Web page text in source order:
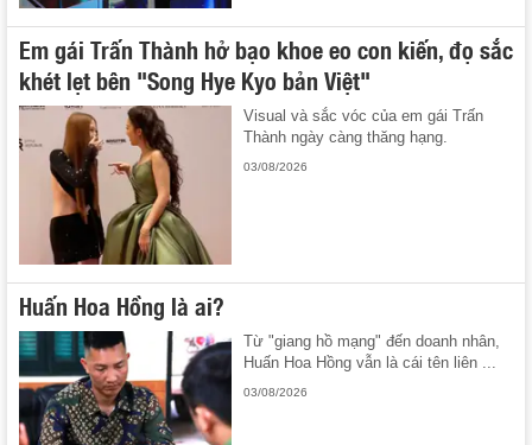
Em gái Trấn Thành hở bạo khoe eo con kiến, đọ sắc
khét lẹt bên "Song Hye Kyo bản Việt"
Visual và sắc vóc của em gái Trấn
Thành ngày càng thăng hạng.
03/08/2026
Huấn Hoa Hồng là ai?
Từ "giang hồ mạng" đến doanh nhân,
Huấn Hoa Hồng vẫn là cái tên liên ...
03/08/2026